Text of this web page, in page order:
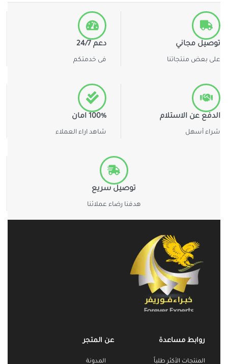
توصيل مجاني
على بعض منتجاتنا
دعم 24/7
فى خدمتكم
الدفع عن الاستلام
شراء أسهل
100% امان
شاهد اراء العملاء
توصيل سريع
هدفنا رضاء عملائنا
روابط مساعدة
المنتجات الأكثر طلباً
عن المتجر
المدونة